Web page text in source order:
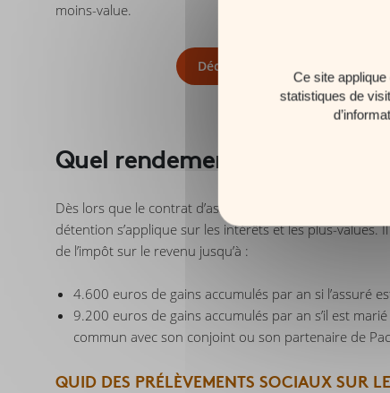
moins-value.
Découvrir Carac Epargne
Quel rendement pour une
Dès lors que le contrat d’assurance vie a été souscrit
détention s’applique sur les intérêts et les plus-values.
de l’impôt sur le revenu jusqu’à :
4.600 euros de gains accumulés par an si l’assuré
9.200 euros de gains accumulés par an s’il est
commun avec son conjoint ou son partenaire de
QUID DES PRÉLÈVEMENTS SOCIAUX SUR
Ce site
statistiques de